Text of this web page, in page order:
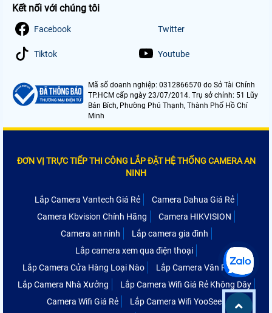
Kết nối với chúng tôi
Facebook Twitter
Tiktok Youtube
Mã số doanh nghiệp: 0312866570 do Sở Tài Chính
TP.HCM cấp ngày 23/07/2014. Trụ sở chính: 51 Lũy
Bán Bích, Phường Phú Thạnh, Thành Phố Hồ Chí
Minh
ĐƠN VỊ TRỰC TIẾP THI CÔNG LẮP ĐẶT HỆ THỐNG CAMERA AN
NINH
Lắp Camera Vantech Giá Rẻ
Camera Dahua Giá Rẻ
Camera Kbvision Chính Hãng
Camera HIKVISION
Camera an ninh
Lắp camera gia đình
Lắp camera xem qua điện thoại
Lắp Camera Cửa Hàng Loại Nào
Lắp Camera Văn Phòng
Lắp Camera Nhà Xưởng
Lắp Camera Wifi Giá Rẻ Không Dây
Camera Wifi Giá Rẻ
Lắp Camera Wifi YooSee